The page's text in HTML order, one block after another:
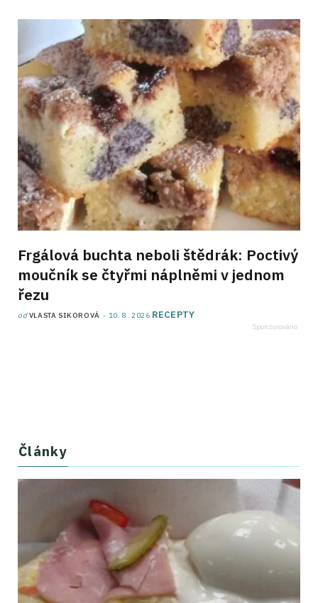
Frgálová buchta neboli štědrák: Poctivý
moučník se čtyřmi náplněmi v jednom
řezu
odVLASTA SIKOROVÁ 10. 8. 2026 RECEPTY
Články